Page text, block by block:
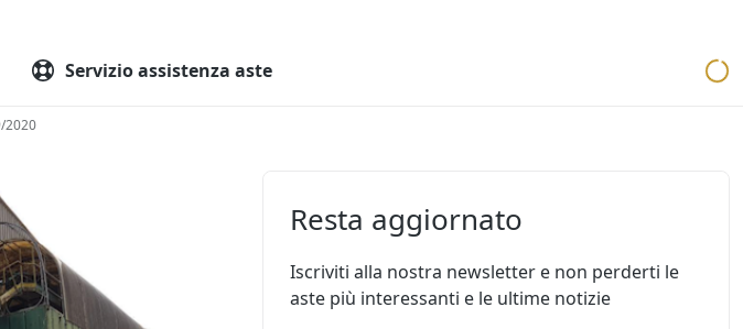
Servizio assistenza aste
2020
Resta aggiornato
Iscriviti alla nostra newsletter e non perderti le
aste più interessanti e le ultime notizie